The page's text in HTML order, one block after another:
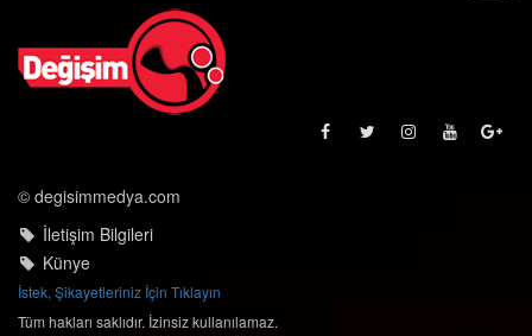
© degisimmedya.com
İletişim Bilgileri
Künye
İstek, Şikayetleriniz İçin Tıklayın
Tüm hakları saklıdır. İzinsiz kullanılamaz.